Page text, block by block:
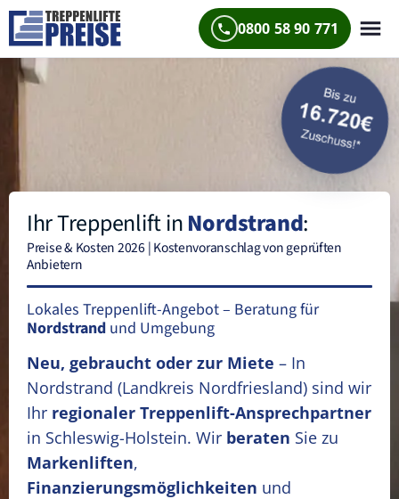
0800 58 90 771
Ihr Treppenlift inNordstrand:
Preise & Kosten 2026 | Kostenvoranschlag von geprüften
Anbietern
Lokales Treppenlift-Angebot – Beratung für
Nordstrand und Umgebung
Neu, gebraucht oder zur Miete – In
Nordstrand (Landkreis Nordfriesland) sind wir
Ihr regionaler Treppenlift-Ansprechpartner
in Schleswig-Holstein. Wir beraten Sie zu
Markenliften,
Finanzierungsmöglichkeiten und